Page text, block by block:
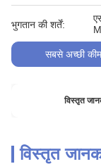
भुगतान की शर्तें:
सबसे अच्छी
विस्तृत
विस्तृत